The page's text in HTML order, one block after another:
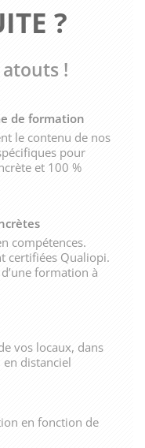
?
!
de formation
le contenu de nos
pour
et 100 %
compétences.
certifiées Qualiopi.
formation à
vos locaux, dans
distanciel
en fonction de